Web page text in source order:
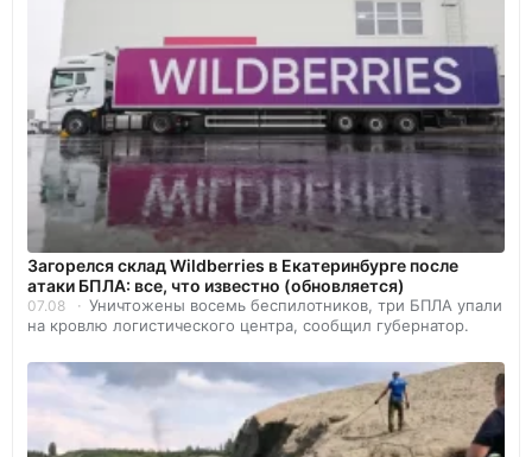
Загорелся склад Wildberries в Екатеринбурге после
атаки БПЛА: все, что известно (обновляется)
07.08
Уничтожены восемь беспилотников, три БПЛА упали
на кровлю логистического центра, сообщил губернатор.